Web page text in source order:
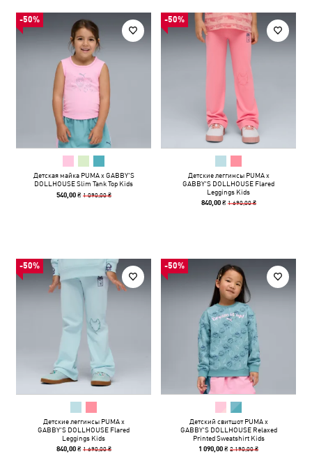
-50%
Детская майка PUMA x GABBY'S
DOLLHOUSE Slim Tank Top Kids
540,00 ₴ 1 090,00 ₴
-50%
Детские леггинсы PUMA x
GABBY'S DOLLHOUSE Flared
Leggings Kids
840,00 ₴ 1 690,00 ₴
-50%
Детские леггинсы PUMA x
GABBY'S DOLLHOUSE Flared
Leggings Kids
840,00 ₴ 1 690,00 ₴
-50%
Детский свитшот PUMA x
GABBY'S DOLLHOUSE Relaxed
Printed Sweatshirt Kids
1 090,00 ₴2 190,00 ₴